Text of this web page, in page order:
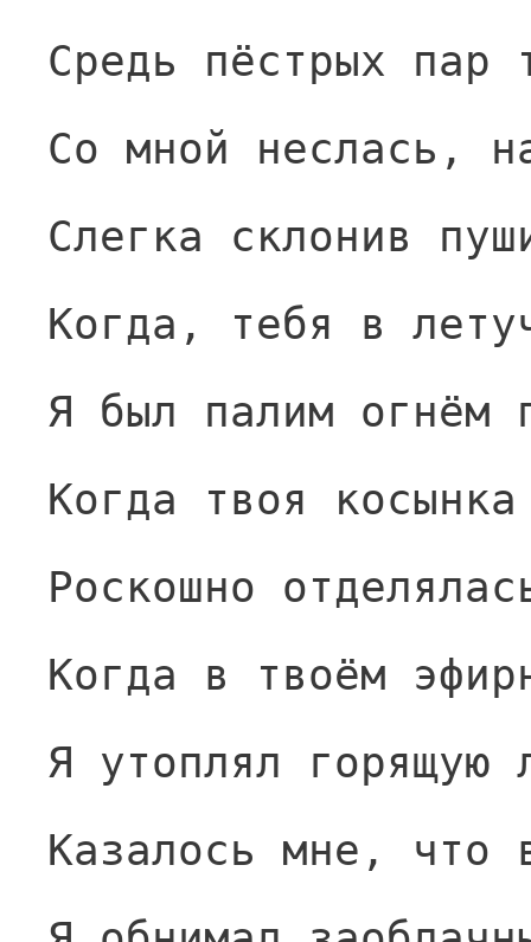
Средь пёстрых пар
Со мной неслась,
Слегка склонив
Когда, тебя в
Я был палим огнём
Когда твоя
Роскошно
Когда в твоём
Я утоплял горящую
Казалось мне, что